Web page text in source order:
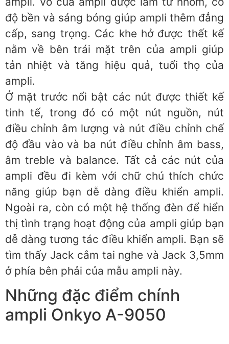
độ bền và sáng bóng giúp ampli thêm đẳng
cấp, sang trọng. Các khe hở được thết kế
nằm về bên trái mặt trên của ampli giúp
tản nhiệt và tăng hiệu quả, tuổi thọ của
ampli.
Ở mặt trước nổi bật các nút được thiết kế
tinh tế, trong đó có một nút nguồn, nút
điều chỉnh âm lượng và nút điều chỉnh chế
độ đầu vào và ba nút điều chỉnh âm bass,
âm treble và balance. Tất cả các nút của
ampli đều đi kèm với chữ chú thích chức
năng giúp bạn dễ dàng điều khiển ampli.
Ngoài ra, còn có một hệ thống đèn để hiển
thị tình trạng hoạt động của ampli giúp bạn
dễ dàng tương tác điều khiển ampli. Bạn sẽ
tìm thấy Jack cắm tai nghe và Jack 3,5mm
ở phía bên phải của mẫu ampli này.
Những đặc điểm chính
ampli Onkyo A-9050